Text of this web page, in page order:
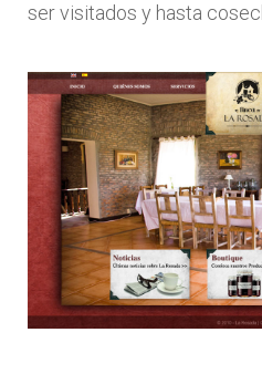
ser visitados y hasta